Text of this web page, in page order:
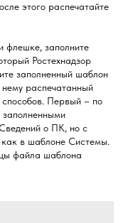
этого распечатайте
флешке, заполните
Ростехнадзор
заполненный шаблон
распечатанный
способов. Первый – по
о ПК, но с
как в шаблоне Системы.
файла шаблона